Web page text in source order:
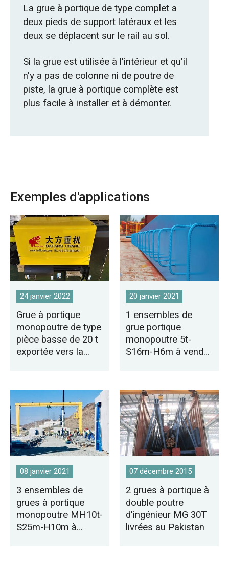
La grue à portique de type complet a
deux pieds de support latéraux et les
deux se déplacent sur le rail au sol.
Si la grue est utilisée à l'intérieur et qu'il
n'y a pas de colonne ni de poutre de
piste, la grue à portique complète est
plus facile à installer et à démonter.
Exemples d'applications
24 janvier 2022
Grue à portique
monopoutre de type
pièce basse de 20 t
exportée vers la
20 janvier 2021
1 ensembles de
grue portique
monopoutre 5t-
S16m-H6m à vendre
08 janvier 2021
3 ensembles de
grues à portique
monopoutre MH10t-
S25m-H10m à
07 décembre 2015
2 grues à portique à
double poutre
d'ingénieur MG 30T
livrées au Pakistan